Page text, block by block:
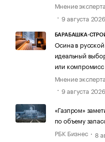
Мнение эксперта
9 августа 2026
БАРАБАШКА-
Осина в
идеальный
или компромисс
Мнение эксперта
9 августа 2026
«Газпром»
по объему
РБК Бизнес
8